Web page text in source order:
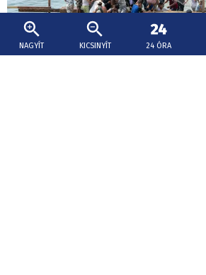
NAGYÍT KICSINYÍT 24 ÓRA